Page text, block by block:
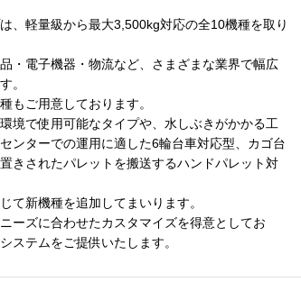
、軽量級から最大3,500kg対応の全10機種を取り
・電子機器・物流など、さまざまな業界で幅広
。
もご用意しております。
境で使用可能なタイプや、水しぶきがかかる工
ンターでの運用に適した6輪台車対応型、カゴ台
きされたパレットを搬送するハンドパレット対
て新機種を追加してまいります。
ーズに合わせたカスタマイズを得意としてお
ステムをご提供いたします。